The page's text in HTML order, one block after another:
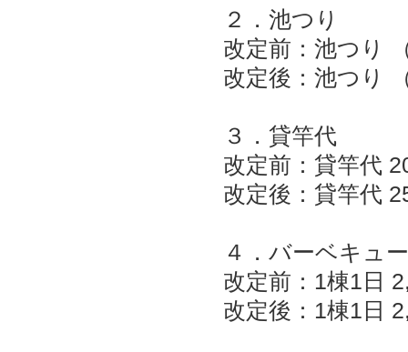
２．池つり
改定前：池つり
改定後：池つり
３．貸竿代
改定前：貸竿代
改定後：貸竿代
４．バーベキュ
改定前：1棟1日
改定後：1棟1日